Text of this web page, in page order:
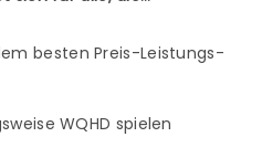
besten Preis-Leistungs-
WQHD spielen